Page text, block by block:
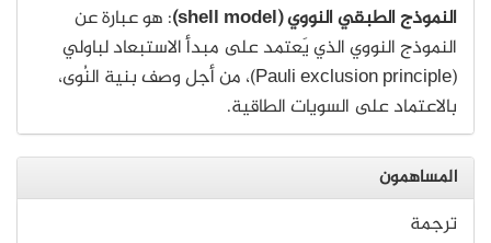
النموذج الطبقي النووي (shell model)
: هو عبارة عن
النموذج النووي الذي يَعتمد على مبدأ الاستبعاد لباولي
(Pauli exclusion principle)، من أجل وصف بنية النُوى،
بالاعتماد على السويات الطاقية.
المساهمون
ترجمة